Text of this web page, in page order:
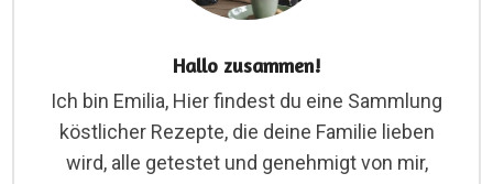
Hallo zusammen!
Ich bin Emilia, Hier findest du eine Sammlung
köstlicher Rezepte, die deine Familie lieben
wird, alle getestet und genehmigt von mir,